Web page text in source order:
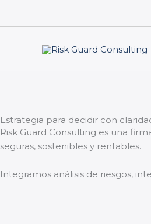
Estrategia para decidir con
Risk Guard Consulting es una
seguras, sostenibles y rentables.
Integramos análisis de riesgos,